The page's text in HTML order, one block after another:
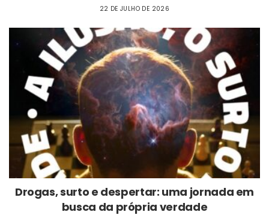
22 DE JULHO DE 2026
Drogas, surto e despertar: uma jornada em
busca da própria verdade